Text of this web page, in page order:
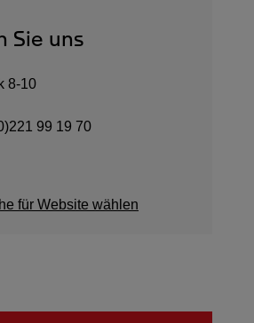
Sie uns
8-10
99 19 70
für Website wählen